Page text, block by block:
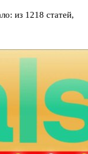
из 1218 статей,